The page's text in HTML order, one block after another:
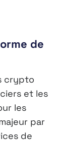
de
crypto
et les
les
par
de